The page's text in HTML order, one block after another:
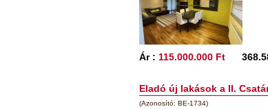
Ár : 115.000.000 Ft
Eladó új lakások a II.
(Azonosító: BE-1734)